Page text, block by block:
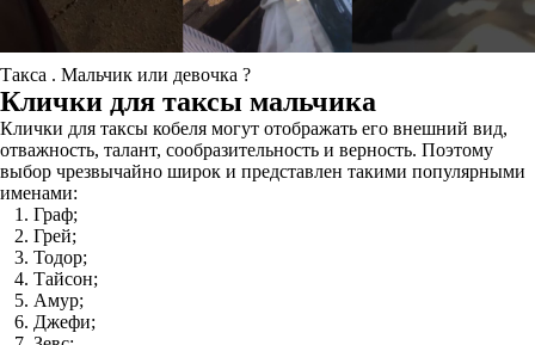
Такса . Мальчик или девочка ?
Клички для таксы мальчика
Клички для таксы кобеля могут отображать его внешний вид,
отважность, талант, сообразительность и верность. Поэтому
выбор чрезвычайно широк и представлен такими популярными
именами:
Граф;
Грей;
Тодор;
Тайсон;
Амур;
Джефи;